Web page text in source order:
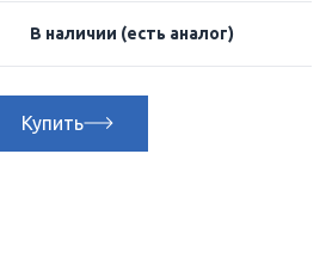
В наличии (есть аналог)
Купить